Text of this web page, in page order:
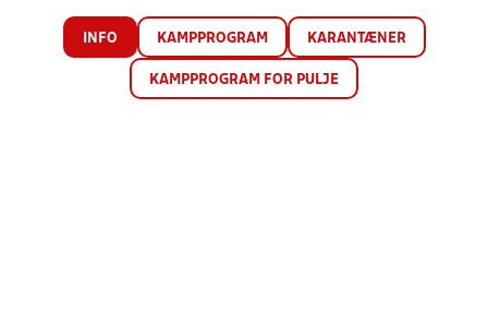
INFO KAMPPROGRAM KARANTÆNER
KAMPPROGRAM FOR PULJE